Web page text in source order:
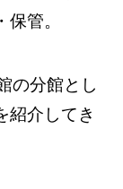
管。
の分館とし
紹介してき